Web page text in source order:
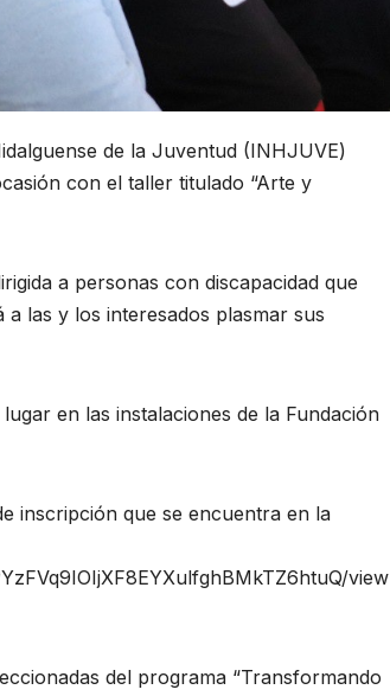
de la Juventud (INHJUVE)
con el taller titulado “Arte y
a personas con discapacidad que
las y los interesados plasmar sus
en las instalaciones de la Fundación
inscripción que se encuentra en la
view
del programa “Transformando